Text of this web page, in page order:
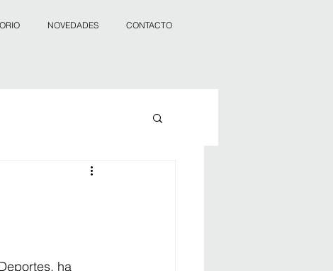
NOVEDADES CONTACTO
ha